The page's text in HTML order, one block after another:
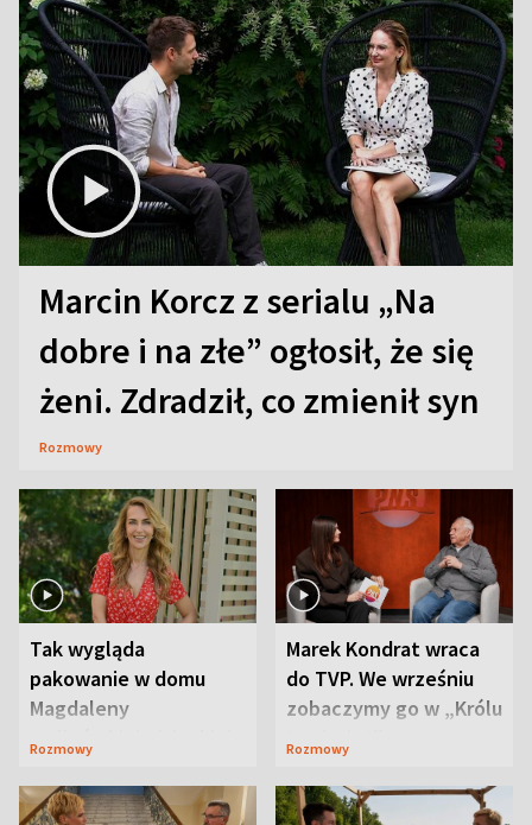
Marcin Korcz z serialu „Na
dobre i na złe” ogłosił, że się
żeni. Zdradził, co zmienił syn
Rozmowy
Tak wygląda
pakowanie w domu
Magdaleny
Waligórskiej-Lisieckiej.
Rozmowy
Marek Kondrat wraca
do TVP. We wrześniu
zobaczymy go w „Królu
Maciusiu I”
Rozmowy